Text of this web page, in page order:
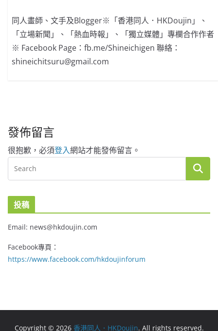
同人畫師、文手及Blogger※「香港同人．HKDoujin」、
「立場新聞」、「熱血時報」、「獨立媒體」專欄合作作者
※ Facebook Page：fb.me/Shineichigen 聯絡：
shineichitsuru@gmail.com
發佈留言
很抱歉，必須登入網站才能發佈留言。
投稿
Email: news@hkdoujin.com
Facebook專頁：
https://www.facebook.com/hkdoujinforum
Copyright © 2026 香港同人．HKDoujin. All rights reserved.